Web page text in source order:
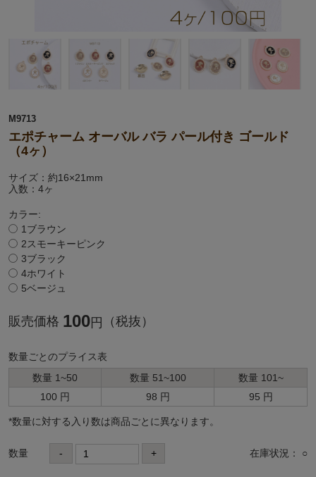
M9713
エポチャーム オーバル バラ パール付き ゴールド
（4ヶ）
サイズ：約16×21mm
入数：4ヶ
カラー:
1ブラウン
2スモーキーピンク
3ブラック
4ホワイト
5ベージュ
販売価格 100円 （税抜）
数量ごとのプライス表
数量 1~50
数量 51~100
数量 101~
100 円
98 円 95 円
*数量に対する⼊り数は商品ごとに異なります。
数量 - + 在庫状況： ○